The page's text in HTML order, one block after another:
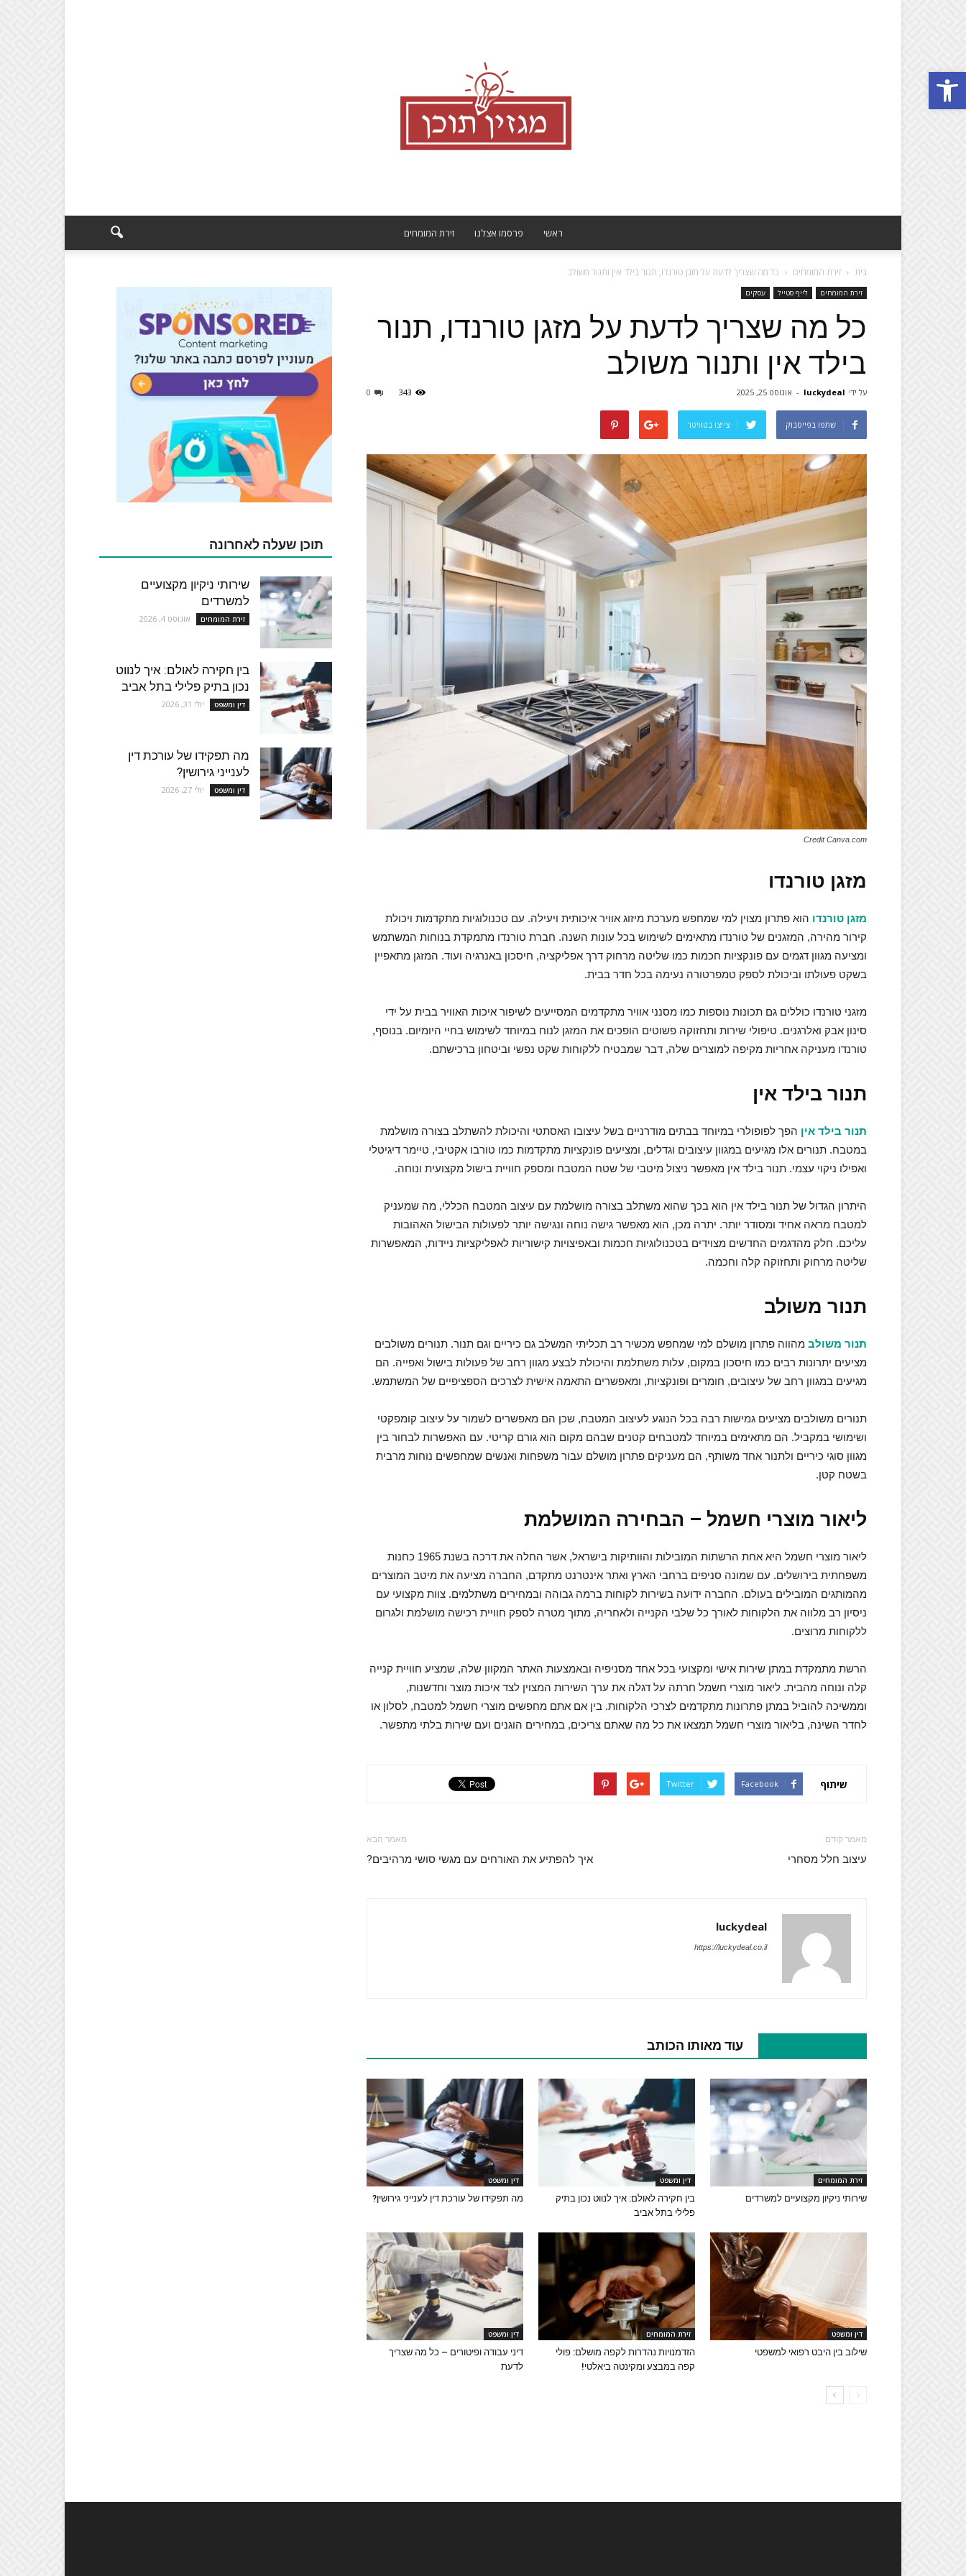
פתח סרגל נגישות
ראשי פרסמו אצלנו זירת המומחים
בית זירת המומחים כל מה שצריך לדעת על מזגן טורנדו, תנור בילד אין ותנור משולב
זירת המומחים לייף סטייל עסקים
כל מה שצריך לדעת על מזגן טורנדו, תנור
בילד אין ותנור משולב
על ידי luckydeal
- אוגוסט 25, 2025 0 343
שתפו בפייסבוק צייצו בטוויטר
Credit Canva.com
מזגן טורנדו
מזגן טורנדו הוא פתרון מצוין למי שמחפש מערכת מיזוג אוויר איכותית ויעילה. עם טכנולוגיות מתקדמות ויכולת
קירור מהירה, המזגנים של טורנדו מתאימים לשימוש בכל עונות השנה. חברת טורנדו מתמקדת בנוחות המשתמש
ומציעה מגוון דגמים עם פונקציות חכמות כמו שליטה מרחוק דרך אפליקציה, חיסכון באנרגיה ועוד. המזגן מתאפיין
בשקט פעולתו וביכולת לספק טמפרטורה נעימה בכל חדר בבית.
מזגני טורנדו כוללים גם תכונות נוספות כמו מסנני אוויר מתקדמים המסייעים לשיפור איכות האוויר בבית על ידי
סינון אבק ואלרגנים. טיפולי שירות ותחזוקה פשוטים הופכים את המזגן לנוח במיוחד לשימוש בחיי היומיום. בנוסף,
טורנדו מעניקה אחריות מקיפה למוצרים שלה, דבר שמבטיח ללקוחות שקט נפשי וביטחון ברכישתם.
תנור בילד אין
תנור בילד אין הפך לפופולרי במיוחד בבתים מודרניים בשל עיצובו האסתטי והיכולת להשתלב בצורה מושלמת
במטבח. תנורים אלו מגיעים במגוון עיצובים וגדלים, ומציעים פונקציות מתקדמות כמו טורבו אקטיבי, טיימר דיגיטלי
ואפילו ניקוי עצמי. תנור בילד אין מאפשר ניצול מיטבי של שטח המטבח ומספק חוויית בישול מקצועית ונוחה.
היתרון הגדול של תנור בילד אין הוא בכך שהוא משתלב בצורה מושלמת עם עיצוב המטבח הכללי, מה שמעניק
למטבח מראה אחיד ומסודר יותר. יתרה מכן, הוא מאפשר גישה נוחה ונגישה יותר לפעולות הבישול האהובות
עליכם. חלק מהדגמים החדשים מצוידים בטכנולוגיות חכמות ובאפיצויות קישוריות לאפליקציות ניידות, המאפשרות
שליטה מרחוק ותחזוקה קלה וחכמה.
תנור משולב
תנור משולב מהווה פתרון מושלם למי שמחפש מכשיר רב תכליתי המשלב גם כיריים וגם תנור. תנורים משולבים
מציעים יתרונות רבים כמו חיסכון במקום, עלות משתלמת והיכולת לבצע מגוון רחב של פעולות בישול ואפייה. הם
מגיעים במגוון רחב של עיצובים, חומרים ופונקציות, ומאפשרים התאמה אישית לצרכים הספציפיים של המשתמש.
תנורים משולבים מציעים גמישות רבה בכל הנוגע לעיצוב המטבח, שכן הם מאפשרים לשמור על עיצוב קומפקטי
ושימושי במקביל. הם מתאימים במיוחד למטבחים קטנים שבהם מקום הוא גורם קריטי. עם האפשרות לבחור בין
מגוון סוגי כיריים ולתנור אחד משותף, הם מעניקים פתרון מושלם עבור משפחות ואנשים שמחפשים נוחות מרבית
בשטח קטן.
ליאור מוצרי חשמל – הבחירה המושלמת
ליאור מוצרי חשמל היא אחת הרשתות המובילות והוותיקות בישראל, אשר החלה את דרכה בשנת 1965 כחנות
משפחתית בירושלים. עם שמונה סניפים ברחבי הארץ ואתר אינטרנט מתקדם, החברה מציעה את מיטב המוצרים
מהמותגים המובילים בעולם. החברה ידועה בשירות לקוחות ברמה גבוהה ובמחירים משתלמים. צוות מקצועי עם
ניסיון רב מלווה את הלקוחות לאורך כל שלבי הקנייה ולאחריה, מתוך מטרה לספק חוויית רכישה מושלמת ולגרום
ללקוחות מרוצים.
הרשת מתמקדת במתן שירות אישי ומקצועי בכל אחד מסניפיה ובאמצעות האתר המקוון שלה, שמציע חוויית קנייה
קלה ונוחה מהבית. ליאור מוצרי חשמל חרתה על דגלה את ערך השירות המצוין לצד איכות מוצר וחדשנות,
וממשיכה להוביל במתן פתרונות מתקדמים לצרכי הלקוחות. בין אם אתם מחפשים מוצרי חשמל למטבח, לסלון או
לחדר השינה, בליאור מוצרי חשמל תמצאו את כל מה שאתם צריכים, במחירים הוגנים ועם שירות בלתי מתפשר.
שיתוף Facebook
Twitter
מאמר קודם
עיצוב חלל מסחרי
מאמר הבא
איך להפתיע את האורחים עם מגשי סושי מרהיבים?
luckydeal
https://luckydeal.co.il
עוד מאותו הכותב
זירת המומחים
שירותי ניקיון מקצועיים למשרדים
דין ומשפט
בין חקירה לאולם: איך לנווט נכון בתיק
פלילי בתל אביב
דין ומשפט
מה תפקידו של עורכת דין לענייני גירושין?
דין ומשפט
שילוב בין היבט רפואי למשפטי
זירת המומחים
הזדמנויות נהדרות לקפה מושלם: פולי
קפה במבצע ומקינטה ביאלטי!
דין ומשפט
דיני עבודה ופיטורים – כל מה שצריך
לדעת
תוכן שעלה לאחרונה
שירותי ניקיון מקצועיים
למשרדים
זירת המומחים אוגוסט 4, 2026
בין חקירה לאולם: איך לנווט
נכון בתיק פלילי בתל אביב
דין ומשפט יולי 31, 2026
מה תפקידו של עורכת דין
לענייני גירושין?
דין ומשפט יולי 27, 2026